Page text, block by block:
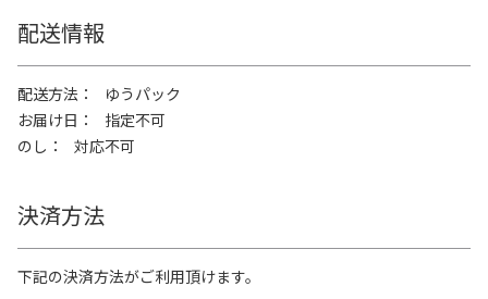
配送情報
配送方法
ゆうパック
お届け日
指定不可
のし
対応不可
決済方法
下記の決済方法がご利用頂けます。